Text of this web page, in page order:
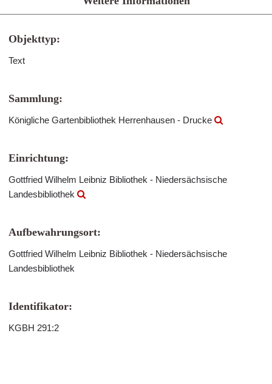
Objekttyp:
Text
Sammlung:
Königliche Gartenbibliothek Herrenhausen - Drucke
Einrichtung:
Gottfried Wilhelm Leibniz Bibliothek - Niedersächsische
Landesbibliothek
Aufbewahrungsort:
Gottfried Wilhelm Leibniz Bibliothek - Niedersächsische
Landesbibliothek
Identifikator:
KGBH 291:2